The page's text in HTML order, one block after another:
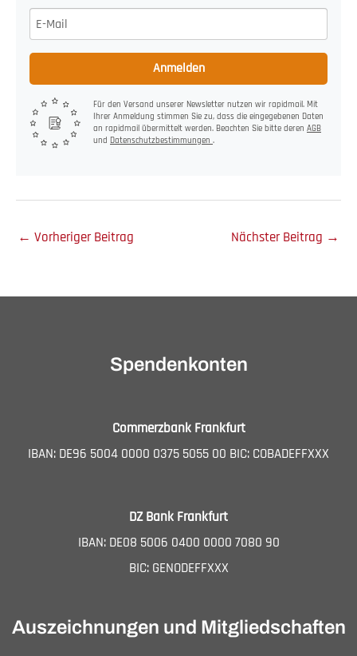
Anmelden
Für den Versand unserer Newsletter nutzen wir rapidmail. Mit
Ihrer Anmeldung stimmen Sie zu, dass die eingegebenen Daten
an rapidmail übermittelt werden. Beachten Sie bitte deren AGB
und Datenschutzbestimmungen .
← Vorheriger Beitrag Nächster Beitrag →
Spendenkonten
Commerzbank Frankfurt
IBAN: DE96 5004 0000 0375 5055 00 BIC: COBADEFFXXX
DZ Bank Frankfurt
IBAN: DE08 5006 0400 0000 7080 90
BIC: GENODEFFXXX
Auszeichnungen und Mitgliedschaften